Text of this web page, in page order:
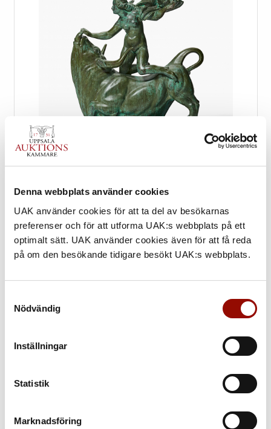
Denna webbplats använder cookies
UAK använder cookies för att ta del av besökarnas
preferenser och för att utforma UAK:s webbplats på ett
optimalt sätt. UAK använder cookies även för att få reda
på om den besökande tidigare besökt UAK:s webbplats.
Nödvändig
Inställningar
Statistik
Marknadsföring
911. CARL MILLES
1.000.000 - 1.200.000 SEK